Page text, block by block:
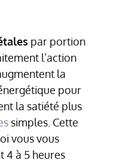
par portion
l’action
la
pour
la satiété plus
simples. Cette
vous vous
4 à 5 heures